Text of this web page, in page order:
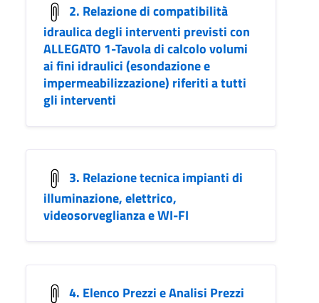
2. Relazione di compatibilità
idraulica degli interventi previsti con
ALLEGATO 1-Tavola di calcolo volumi
ai fini idraulici (esondazione e
impermeabilizzazione) riferiti a tutti
gli interventi
3. Relazione tecnica impianti di
illuminazione, elettrico,
videosorveglianza e WI-FI
4. Elenco Prezzi e Analisi Prezzi